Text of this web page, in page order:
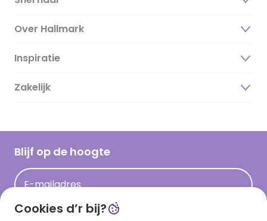
Over Hallmark
Over ons
Duurzaamheid
Hallmark Kaartclub
Acties
Hallmark en Kinderpostzegels
Inspiratie
Magazine
Cadeau inspiratie
Kaartinspiratie
Zakelijk
Blijf op de hoogte
E-mailadres
Cookies d’r bij?